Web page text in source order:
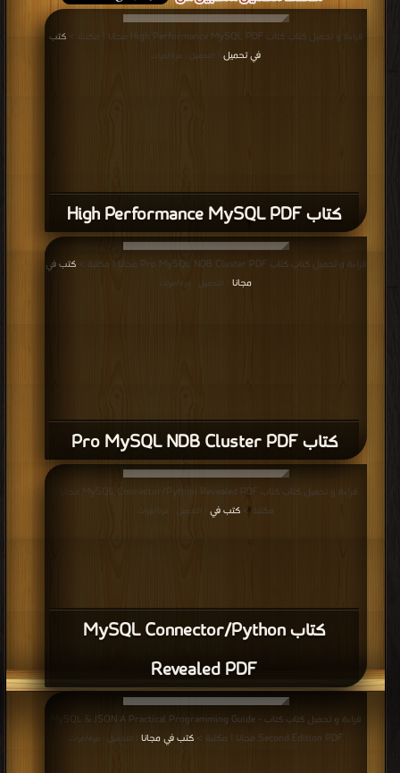
كتاب High Performance MySQL PDF
قراءة و تحميل كتاب كتاب High Performance MySQL PDF مجانا | مكتبة >
كتب
في تحميل
| التحميل : مرة/مرات
كتاب Pro MySQL NDB Cluster PDF
قراءة و تحميل كتاب كتاب Pro MySQL NDB Cluster PDF مجانا | مكتبة >
كتب في
مجانا | التحميل : مرة/مرات
كتاب MySQL Connector/Python
Revealed PDF
قراءة و تحميل كتاب كتاب MySQL Connector/Python Revealed PDF مجانا |
مكتبة > كتب في | التحميل : مرة/مرات
قراءة و تحميل كتاب كتاب MySQL & JSON A Practical Programming Guide -
Second Edition PDF مجانا | مكتبة >
كتب في مجانا | التحميل : مرة/مرات